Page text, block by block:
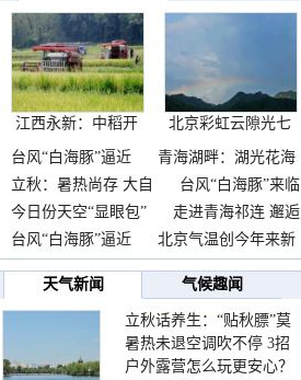
江西永新：中稻开
镰抢
北京彩虹云隙光七
彩云
台风“白海豚”逼近
青海湖畔：湖光花海
长
立秋：暑热尚存 大自
台风“白海豚”来临
前
今日份天空“显眼包”
走进青海祁连 邂逅
一
台风“白海豚”逼近
北京气温创今年来新
高
天气新闻
气候趣闻
立秋话养生：“贴秋膘”莫
着急 先清暑再防燥
暑热未退空调吹不停 3招
护住肩颈不酸痛
户外露营怎么玩更安心？